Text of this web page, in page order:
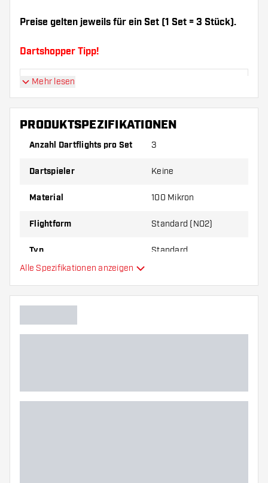
Preise gelten jeweils für ein Set (1 Set = 3 Stück).
Dartshopper Tipp!
Sorgen Sie für genügend Ersatz Flights und
Shafts. Diese können sich durch Gebrauch
Probieren Sie eine andere Form, ein anderes
um herauszufinden, welche Variante am besten
zu Ihnen passt!
Mehr lesen
PRODUKTSPEZIFIKATIONEN
Anzahl Dartflights pro Set 3
Dartspieler Keine
Material 100 Mikron
Flightform Standard (NO2)
Typ Standard
Hauptfarbe
Alle Spezifikationen anzeigen